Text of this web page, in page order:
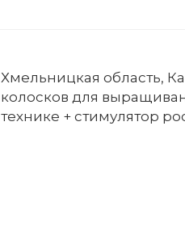
Хмельницкая область,
колосков для
технике + стимулятор